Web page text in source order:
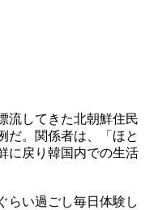
流してきた北朝鮮住民
だ。関係者は、「ほと
に戻り韓国内での生活
らい過ごし毎日体験し